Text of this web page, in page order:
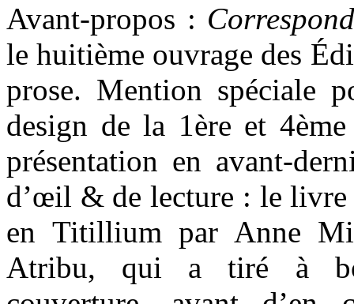
Avant-propos :
le huitième ouvrage des
prose. Mention spéciale
design de la 1ère et
présentation en avant-
d’œil & de lecture : le livre
en Titillium par Anne
Atribu, qui a tiré à